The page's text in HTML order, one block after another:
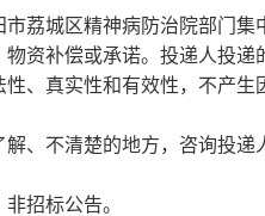
市荔城区精神病防治院部门集
资补偿或承诺。投递人投递
性、真实性和有效性，不产
解、不清楚的地方，咨询投
招标公告。